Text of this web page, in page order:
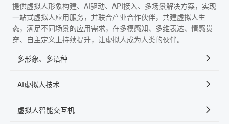
提供虚拟人形象构建、AI驱动、API接入、多场景解决方案，实现
一站式虚拟人应用服务，并联合产业合作伙伴，共建虚拟人生
态，满足不同场景的应用需求，在多模感知、多维表达、情感贯
穿、自主定义上持续提升，让虚拟人成为人类的伙伴。
多形象、多语种
AI虚拟人技术
虚拟人智能交互机